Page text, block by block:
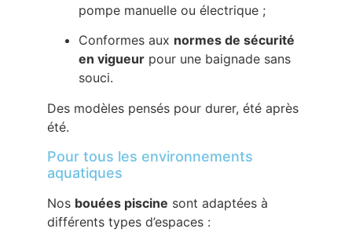
pompe manuelle ou électrique ;
Conformes aux normes de sécurité
en vigueur pour une baignade sans
souci.
Des modèles pensés pour durer, été après
été.
Pour tous les environnements
aquatiques
Nos bouées piscine sont adaptées à
différents types d’espaces :